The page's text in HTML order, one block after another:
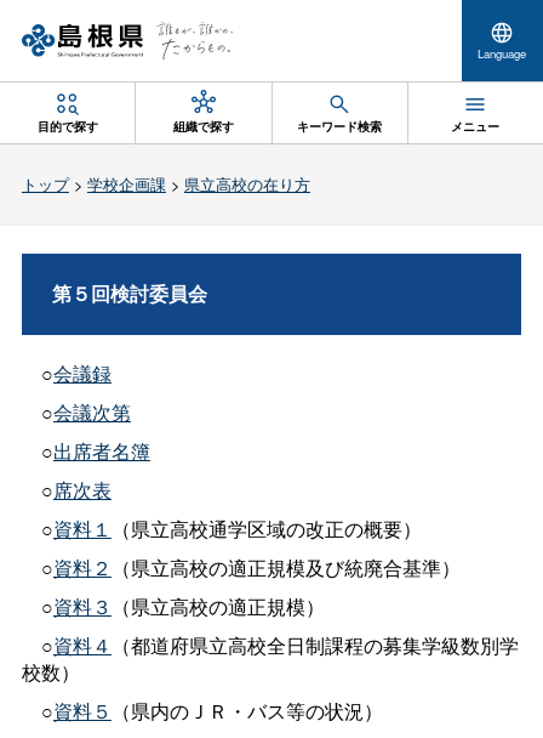
Language
目的で探す 組織で探す キーワード検索 メニュー
トップ> 学校企画課> 県立高校の在り方
第５回検討委員会
○会議録
○会議次第
○出席者名簿
○席次表
○資料１
（県立高校通学区域の改正の概要）
○資料２
（県立高校の適正規模及び統廃合基準）
○資料３ （県立高校の適正規模）
○資料４ （都道府県立高校全日制課程の募集学級数別学
校数）
○資料５
（県内のＪＲ・バス等の状況）